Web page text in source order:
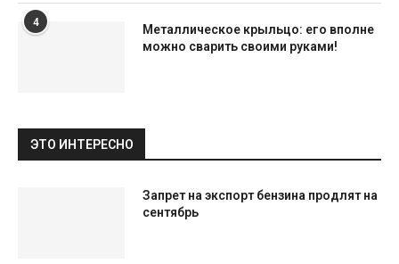
4
Металлическое крыльцо: его вполне
можно сварить своими руками!
ЭТО ИНТЕРЕСНО
Запрет на экспорт бензина продлят на
сентябрь